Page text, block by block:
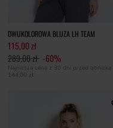
DWUKOLOROWA BLUZA LH TEAM
115,00 zł
289,00 zł -60%
Najniższa cena z 30 dni przed obniżką
144,00 zł